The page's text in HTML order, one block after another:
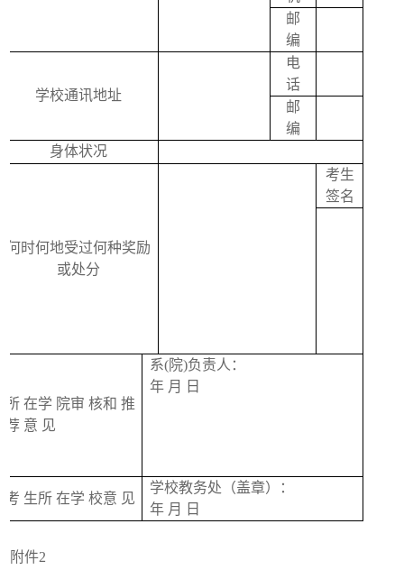
邮
编
学校通讯地址
电
话
邮
编
身体状况
何时何地受过何种奖励
或处分
考生
签名
所 在学 院审 核和 推
荐 意 见
系(院)负责人：
年 月 日
考 生所 在学 校意 见
学校教务处（盖章）：
年 月 日
附件2